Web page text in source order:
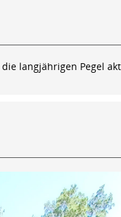
langjährigen Pegel